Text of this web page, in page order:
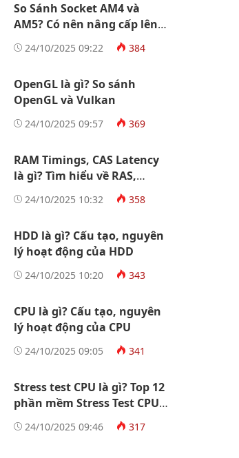
So Sánh Socket AM4 và
AM5? Có nên nâng cấp lên
Socket AM5
24/10/2025 09:22 384
OpenGL là gì? So sánh
OpenGL và Vulkan
24/10/2025 09:57 369
RAM Timings, CAS Latency
là gì? Tìm hiểu về RAS,
tRCD, tRP, tRAS
24/10/2025 10:32 358
HDD là gì? Cấu tạo, nguyên
lý hoạt động của HDD
24/10/2025 10:20 343
CPU là gì? Cấu tạo, nguyên
lý hoạt động của CPU
24/10/2025 09:05 341
Stress test CPU là gì? Top 12
phần mềm Stress Test CPU
tốt nhất
24/10/2025 09:46 317